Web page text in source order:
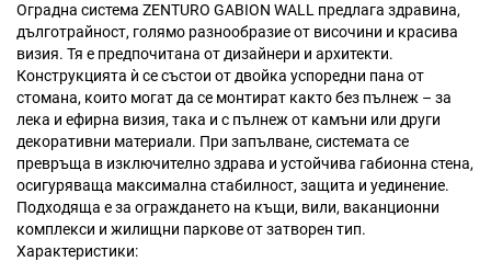
Оградна система ZENTURO GABION WALL предлага здравина,
дълготрайност, голямо разнообразие от височини и красива
визия. Тя е предпочитана от дизайнери и архитекти.
Конструкцията ѝ се състои от двойка успоредни пана от
стомана, които могат да се монтират както без пълнеж – за
лека и ефирна визия, така и с пълнеж от камъни или други
декоративни материали. При запълване, системата се
превръща в изключително здрава и устойчива габионна стена,
осигуряваща максимална стабилност, защита и уединение.
Подходяща е за ограждането на къщи, вили, ваканционни
комплекси и жилищни паркове от затворен тип.
Характеристики:
снимки